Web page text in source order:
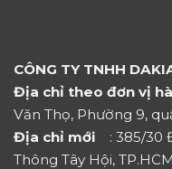
CÔNG TY TNHH
Địa chỉ theo đơn vị
Văn Thọ, Phường 9,
Địa chỉ mới
: 385/30
Thông Tây Hội, TP.HCM